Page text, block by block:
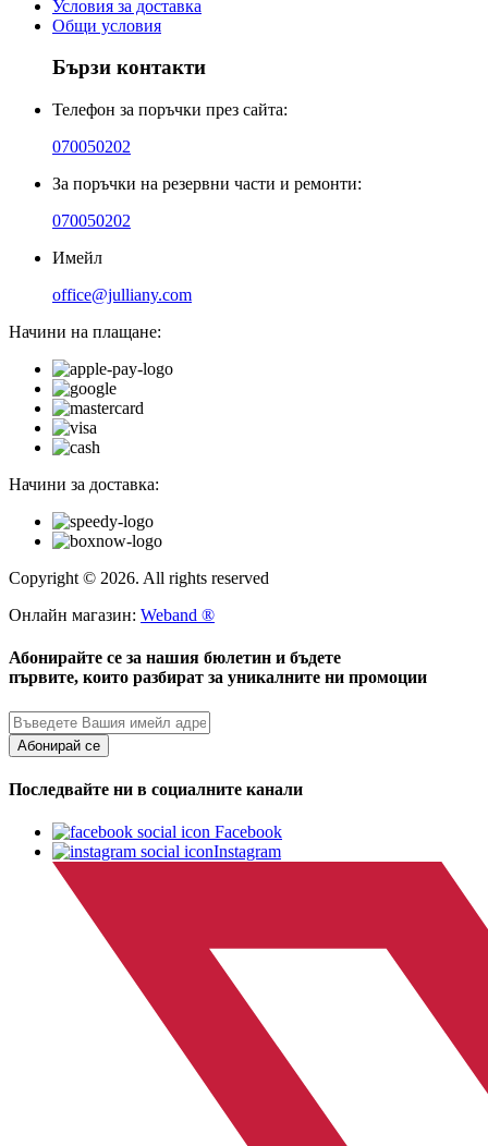
Условия за доставка
Общи условия
Бързи контакти
Телефон за поръчки през сайта:
070050202
За поръчки на резервни части и ремонти:
070050202
Имейл
office@julliany.com
Начини на плащане:
Начини за доставка:
Copyright © 2026. All rights reserved
Онлайн магазин: Weband ®
Абонирайте се за нашия бюлетин и бъдете
първите, които разбират за уникалните ни промоции
Абонирай се
Последвайте ни в социалните канали
Facebook
Instagram